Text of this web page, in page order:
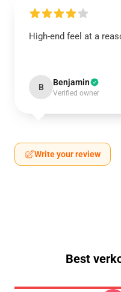
High-end feel at a
B Benjamin
Verified owner
Write your review
Best